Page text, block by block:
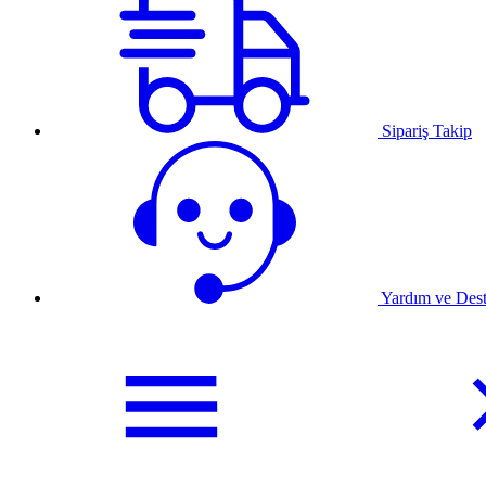
Sipariş Takip
Yardım ve